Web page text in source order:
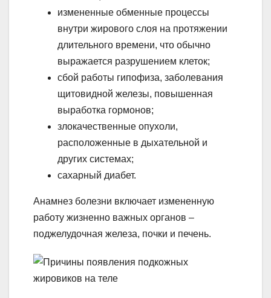
измененные обменные процессы
внутри жирового слоя на протяжении
длительного времени, что обычно
выражается разрушением клеток;
сбой работы гипофиза, заболевания
щитовидной железы, повышенная
выработка гормонов;
злокачественные опухоли,
расположенные в дыхательной и
других системах;
сахарный диабет.
Анамнез болезни включает измененную
работу жизненно важных органов –
поджелудочная железа, почки и печень.